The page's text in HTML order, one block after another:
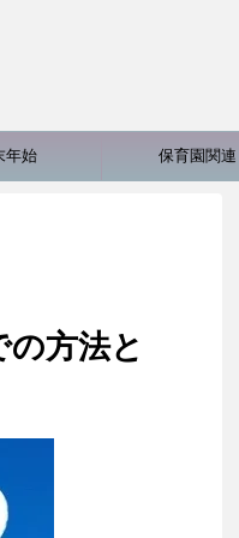
年始 保育園関連
方法と